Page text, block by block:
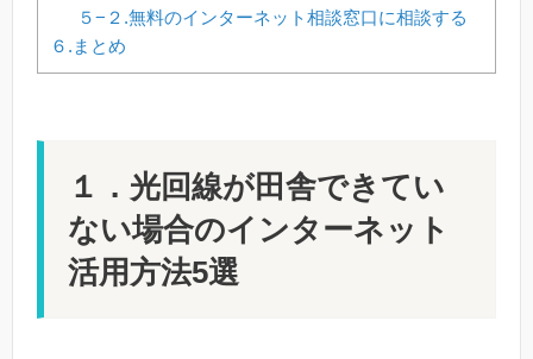
５−２.無料のインターネット相談窓口に相談する
６.まとめ
１．光回線が田舎できてい
ない場合のインターネット
活用方法5選